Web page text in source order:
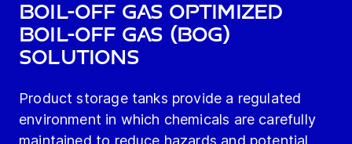
Boil-off gas OPTIMIZED
BOIL-OFF GAS (BOG)
SOLUTIONS
Product storage tanks provide a regulated
environment in which chemicals are carefully
maintained to reduce hazards and potential